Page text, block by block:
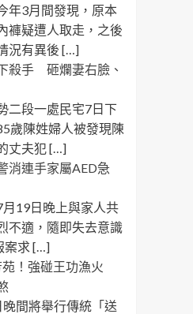
年3月間發現，原本
褲疑遭人取走，之後
況有異後 […]
殺手 砸爛妻右臉、
二段一處民宅7日下
歲陳姓婦人被發現陳
丈夫犯 […]
消連手家屬AED急
19日晚上與家人共
不適，隨即失去意識
案求 […]
！強碰王功漁火
間將舉行傳統「送